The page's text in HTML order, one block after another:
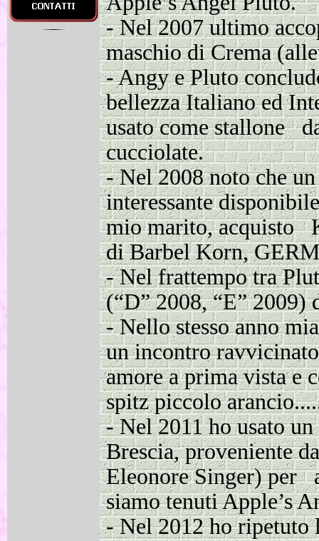
-Nel 2007 ultimo
maschio di Crema
-Angy e Pluto
bellezza Italiano ed
usato come stallone
cucciolate.
-Nel 2008 noto che un
interessante
mio marito, acquisto
di Barbel Korn,
-Nel frattempo tra
(“D” 2008, “E”
-Nello stesso anno
un incontro
amore a prima vista e
spitz piccolo
-Nel 2011 ho usato
Brescia, proveniente
Eleonore Singer) per
siamo tenuti Apple’s
-Nel 2012 ho ripetuto